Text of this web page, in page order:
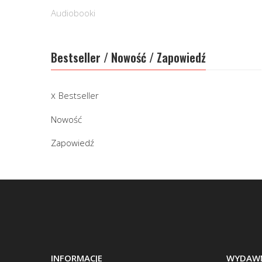
Audiobooki
Bestseller / Nowość / Zapowiedź
Bestseller
Nowość
Zapowiedź
INFORMACJE